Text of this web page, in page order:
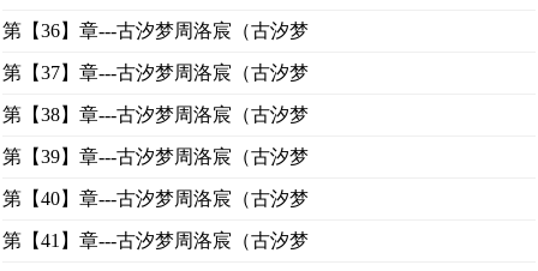
第【36】章---古汐梦周洛宸（古汐梦
第【37】章---古汐梦周洛宸（古汐梦
第【38】章---古汐梦周洛宸（古汐梦
第【39】章---古汐梦周洛宸（古汐梦
第【40】章---古汐梦周洛宸（古汐梦
第【41】章---古汐梦周洛宸（古汐梦